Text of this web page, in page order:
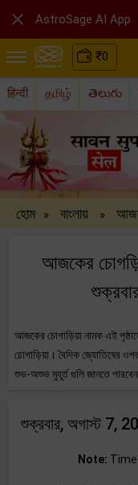
₹0
हिन्दी தமிழ் తెలుగు
হোম » বাংলায় »
আজকের
আজকের চোগাড়িয়া নামক এই
চোগাড়িয়া। বৈদিক জ্যোতিষের
শুভ-অশুভ মুহূর্ত গুলি জানতে
শুক্রবার, অগাস্ট 7,
Note:
 AstroSage AI App